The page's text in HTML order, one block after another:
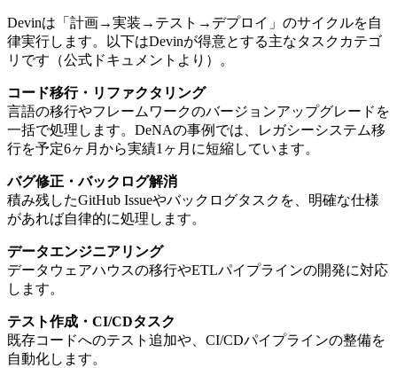
Devinは「計画→実装→テスト→デプロイ」のサイクルを自
律実行します。以下はDevinが得意とする主なタスクカテゴ
リです（公式ドキュメントより）。
コード移行・リファクタリング
言語の移行やフレームワークのバージョンアップグレードを
一括で処理します。DeNAの事例では、レガシーシステム移
行を予定6ヶ月から実績1ヶ月に短縮しています。
バグ修正・バックログ解消
積み残したGitHub Issueやバックログタスクを、明確な仕様
があれば自律的に処理します。
データエンジニアリング
データウェアハウスの移行やETLパイプラインの開発に対応
します。
テスト作成・CI/CDタスク
既存コードへのテスト追加や、CI/CDパイプラインの整備を
自動化します。